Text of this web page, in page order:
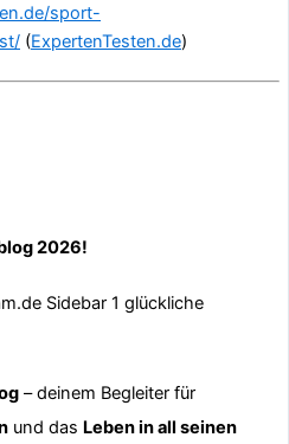
sport-
(ExpertenTesten.de)
2026!
– deinem Begleiter für
und das Leben in all seinen